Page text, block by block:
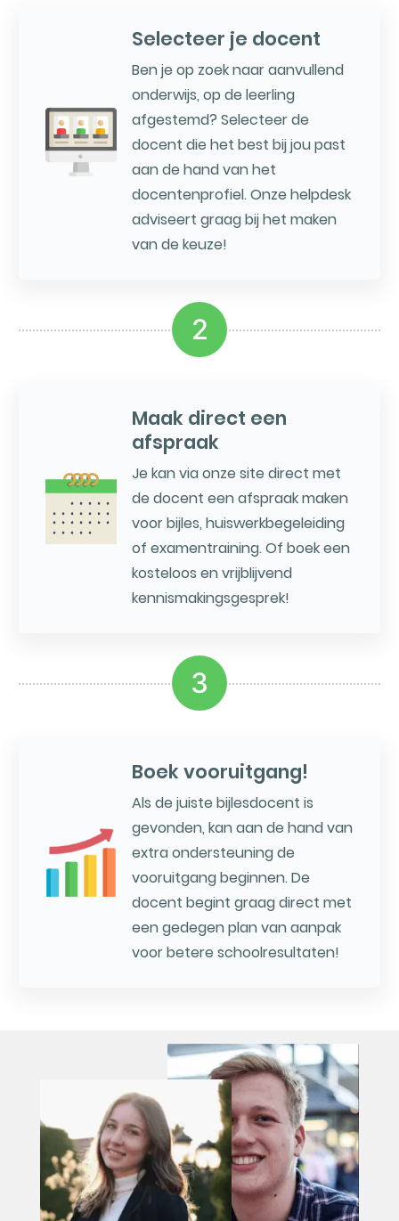
Selecteer je docent
Ben je op zoek naar aanvullend
onderwijs, op de leerling
afgestemd? Selecteer de
docent die het best bij jou past
aan de hand van het
docentenprofiel. Onze helpdesk
adviseert graag bij het maken
van de keuze!
2
Maak direct een
afspraak
Je kan via onze site direct met
de docent een afspraak maken
voor bijles, huiswerkbegeleiding
of examentraining. Of boek een
kosteloos en vrijblijvend
kennismakingsgesprek!
3
Boek vooruitgang!
Als de juiste bijlesdocent is
gevonden, kan aan de hand van
extra ondersteuning de
vooruitgang beginnen. De
docent begint graag direct met
een gedegen plan van aanpak
voor betere schoolresultaten!